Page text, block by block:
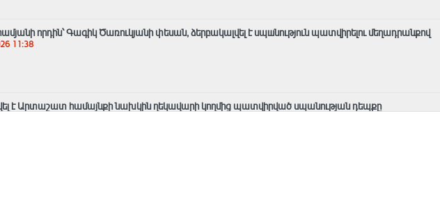
որդին՝ Գագիկ Ծառուկյանի փեսան, ձերբակալվել է սպшնություն պատվիրելու մեղադրանքով
11:38
է Արտաշատ համայնքի նախկին ղեկավարի կողմից պատվիրված սպանության դեպքը